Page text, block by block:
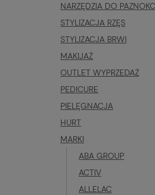
NARZĘDZIA DO
STYLIZACJA RZĘS
STYLIZACJA BRWI
MAKIJAŻ
OUTLET WYPRZEDAŻ
PEDICURE
PIELĘGNACJA
HURT
MARKI
ABA GROUP
ACTIV
ALLELAC